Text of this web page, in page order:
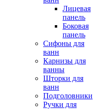
Лицевая
панель
Боковая
панель
Сифоны для
ванн
Карнизы для
ванны
Шторки для
ванн
Подголовники
Ручки для